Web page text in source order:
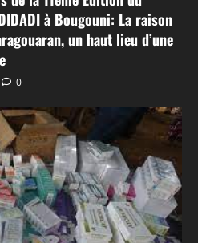
à Bougouni: La raison
un haut lieu d’une
0